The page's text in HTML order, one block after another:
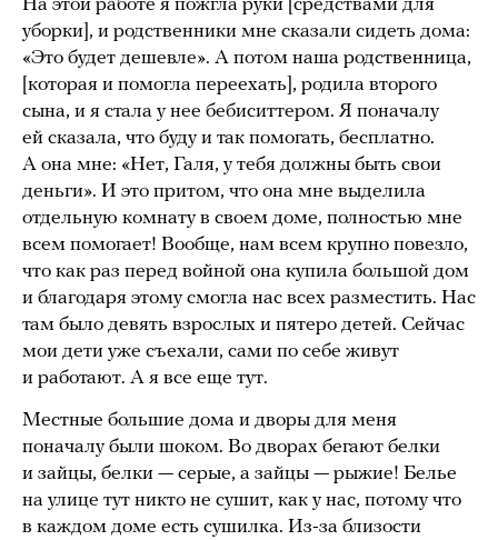
На этой работе я пожгла руки [средствами для
уборки], и родственники мне сказали сидеть дома:
«Это будет дешевле». А потом наша родственница,
[которая и помогла переехать], родила второго
сына, и я стала у нее бебиситтером. Я поначалу
ей сказала, что буду и так помогать, бесплатно.
А она мне: «Нет, Галя, у тебя должны быть свои
деньги». И это притом, что она мне выделила
отдельную комнату в своем доме, полностью мне
всем помогает! Вообще, нам всем крупно повезло,
что как раз перед войной она купила большой дом
и благодаря этому смогла нас всех разместить. Нас
там было девять взрослых и пятеро детей. Сейчас
мои дети уже съехали, сами по себе живут
и работают. А я все еще тут.
Местные большие дома и дворы для меня
поначалу были шоком. Во дворах бегают белки
и зайцы, белки — серые, а зайцы — рыжие! Белье
на улице тут никто не сушит, как у нас, потому что
в каждом доме есть сушилка. Из-за близости